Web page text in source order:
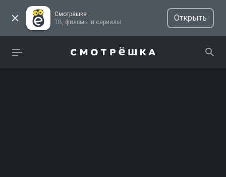
Смотрёшка
ТВ, фильмы и сериалы
Открыть